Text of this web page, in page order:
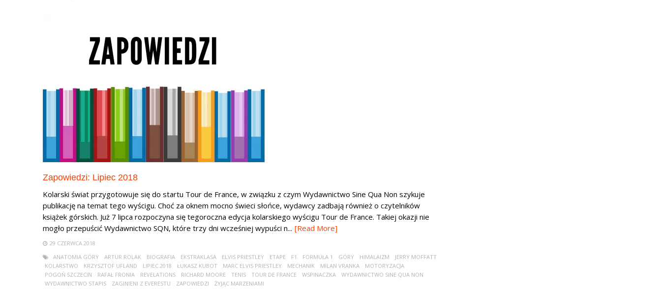
Zapowiedzi: Lipiec 2018
Kolarski świat przygotowuje się do startu Tour de France, w związku z czym Wydawnictwo Sine Qua Non szykuje
publikację na temat tego wyścigu. Choć za oknem mocno świeci słońce, wydawcy zadbają również o czytelników
książek górskich. Już 7 lipca rozpoczyna się tegoroczna edycja kolarskiego wyścigu Tour de France. Takiej okazji nie
mogło przepuścić Wydawnictwo SQN, które trzy dni wcześniej wypuści n... [Read More]
29 CZERWCA 2018
ANATOMIA GÓRY
ARTUR ROLAK BIOGRAFIA EKSTRAKLASA ELVIS PRIESTLEY ETAPE F1 FORMUŁA 1 GÓRY HIMALAIZM
JERRY MOFFATT
KOLARSTWO
KRZYSZTOF UFLAND LIPIEC 2018 ŁUKASZ KUBOT MARC ELVIS PRIESTLEY MECHANIK MILAN VRANKA
MOTORYZACJA
POGOŃ SZCZECIN
RAFAŁ FRONIA REVELATIONS RICHARD MOORE TENIS TOUR DE FRANCE WSPINACZKA
WYDAWNICTWO SINE QUA NON
WYDAWNICTWO STAPIS
ZAGINIENI Z EVERESTU ZAPOWIEDZI ŻYJĄC MARZENIAMI